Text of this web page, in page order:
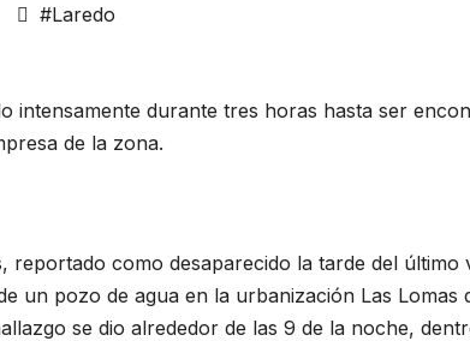
#Laredo
intensamente durante tres horas hasta ser
de la zona.
reportado como desaparecido la tarde del
un pozo de agua en la urbanización Las Lomas
se dio alrededor de las 9 de la noche,